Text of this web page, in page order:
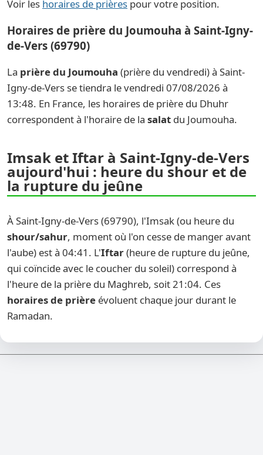
Voir les horaires de prières pour votre position.
Horaires de prière du Joumouha à Saint-Igny-
de-Vers (69790)
La prière du Joumouha (prière du vendredi) à Saint-
Igny-de-Vers se tiendra le vendredi 07/08/2026 à
13:48. En France, les horaires de prière du Dhuhr
correspondent à l'horaire de la salat du Joumouha.
Imsak et Iftar à Saint-Igny-de-Vers
aujourd'hui : heure du shour et de
la rupture du jeûne
À Saint-Igny-de-Vers (69790), l'Imsak (ou heure du
shour/sahur, moment où l'on cesse de manger avant
l'aube) est à 04:41. L'Iftar(heure de rupture du jeûne,
qui coïncide avec le coucher du soleil) correspond à
l'heure de la prière du Maghreb, soit 21:04. Ces
horaires de prière évoluent chaque jour durant le
Ramadan.